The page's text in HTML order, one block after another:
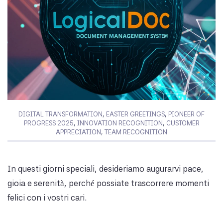
DIGITAL TRANSFORMATION , EASTER GREETINGS, PIONEER OF
PROGRESS 2025, INNOVATION RECOGNITION , CUSTOMER
APPRECIATION , TEAM RECOGNITION
In questi giorni speciali, desideriamo augurarvi pace,
gioia e serenità, perché possiate trascorrere momenti
felici con i vostri cari.